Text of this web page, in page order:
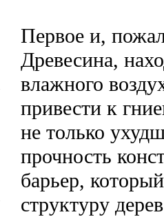
Первое и,
Древесина,
влажного
привести к
не только
прочность
барьер,
структуру